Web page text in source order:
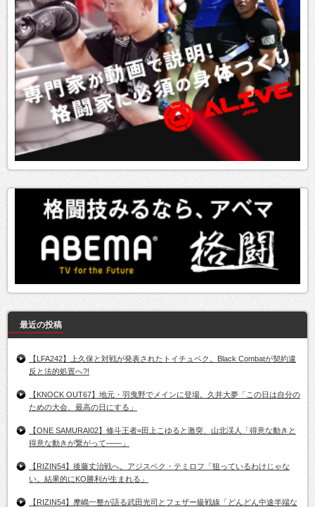
最近の投稿
【LFA242】上久保と対戦が発表されたトイチュベク。Black Combatが契約違
反と法的処置へ?!
【KNOCK OUT67】地元・羽曳野でメインに登場。久井大夢「この日は自分の
ための大会、最高の日にする」
【ONE SAMURAI02】修斗王者=田上こゆると激突、山北渓人「得意な動きと
得意な動きが繋がって――」
【RIZIN54】後藤丈治戦へ。アジスベク・テミロフ「狙っているわけじゃな
い。結果的にKO勝利が生まれる」
【RIZIN54】摩嶋一整が語る武田光司とフェザー級戦線「どんどん中途半端な